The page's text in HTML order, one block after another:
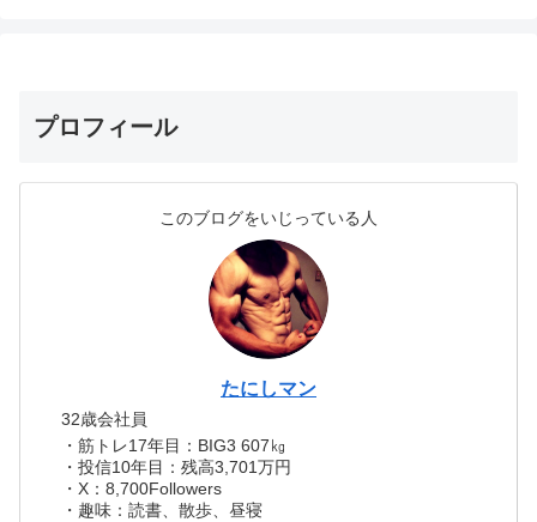
プロフィール
このブログをいじっている人
たにしマン
32歳会社員
・筋トレ17年目：BIG3 607㎏
・投信10年目：残高3,701万円
・X：8,700Followers
・趣味：読書、散歩、昼寝